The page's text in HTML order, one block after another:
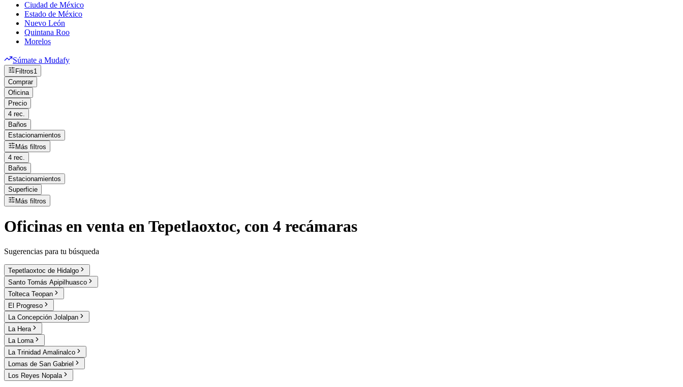
Ciudad de México
Estado de México
Nuevo León
Quintana Roo
Morelos
Súmate a Mudafy
Filtros1
Comprar
Oficina
Precio
4 rec.
Baños
Estacionamientos
Más filtros
4 rec.
Baños
Estacionamientos
Superficie
Más filtros
Oficinas en venta en Tepetlaoxtoc, con 4 recámaras
Sugerencias para tu búsqueda
Tepetlaoxtoc de Hidalgo
Santo Tomás Apipilhuasco
Tolteca Teopan
El Progreso
La Concepción Jolalpan
La Hera
La Loma
La Trinidad Amalinalco
Lomas de San Gabriel
Los Reyes Nopala